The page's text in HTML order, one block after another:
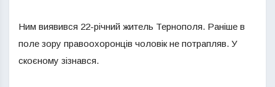
Ним виявився 22-річний житель Тернополя. Раніше в
поле зору правоохоронців чоловік не потрапляв. У
скоєному зізнався.